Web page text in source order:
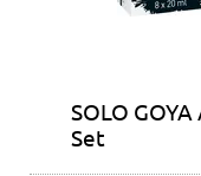
SOLO
Set